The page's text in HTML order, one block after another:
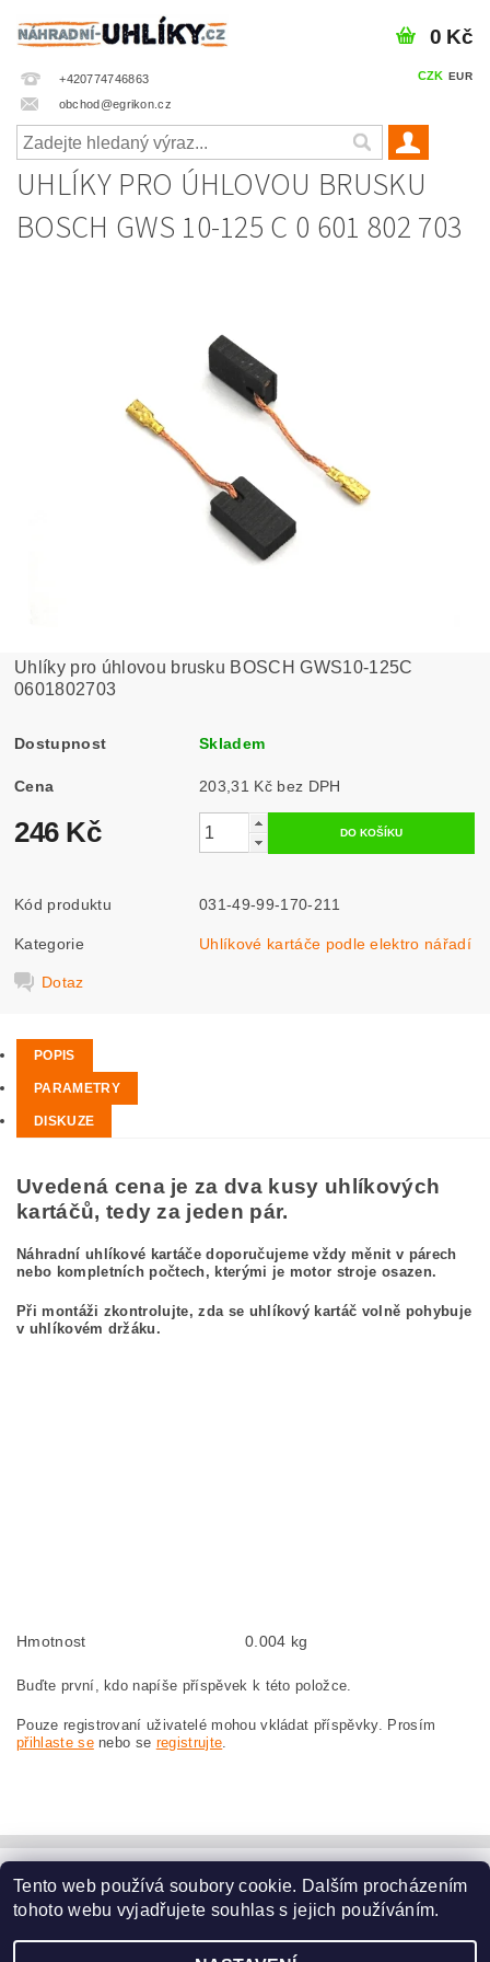
+420774746863
obchod@egrikon.cz
CZK EUR
0 Kč
UHLÍKY PRO ÚHLOVOU BRUSKU
BOSCH GWS 10-125 C 0 601 802 703
Uhlíky pro úhlovou brusku BOSCH GWS10-125C
0601802703
Dostupnost Skladem
Cena 203,31 Kč bez DPH
246 Kč
Kód produktu 031-49-99-170-211
Kategorie Uhlíkové kartáče podle elektro nářadí
Dotaz
POPIS
PARAMETRY
DISKUZE
Uvedená cena je za dva kusy uhlíkových
kartáčů, tedy za jeden pár.
Náhradní uhlíkové kartáče doporučujeme vždy měnit v párech
nebo kompletních počtech, kterými je motor stroje osazen.
Při montáži zkontrolujte, zda se uhlíkový kartáč volně pohybuje
v uhlíkovém držáku.
Hmotnost 0.004 kg
Buďte první, kdo napíše příspěvek k této položce.
Pouze registrovaní uživatelé mohou vkládat příspěvky. Prosím
přihlaste senebo se registrujte.
www.dodilny.cz
www.nahradni-uhliky.cz, všechna práva vyhrazena
Tento web používá soubory cookie. Dalším procházením
tohoto webu vyjadřujete souhlas s jejich používáním.